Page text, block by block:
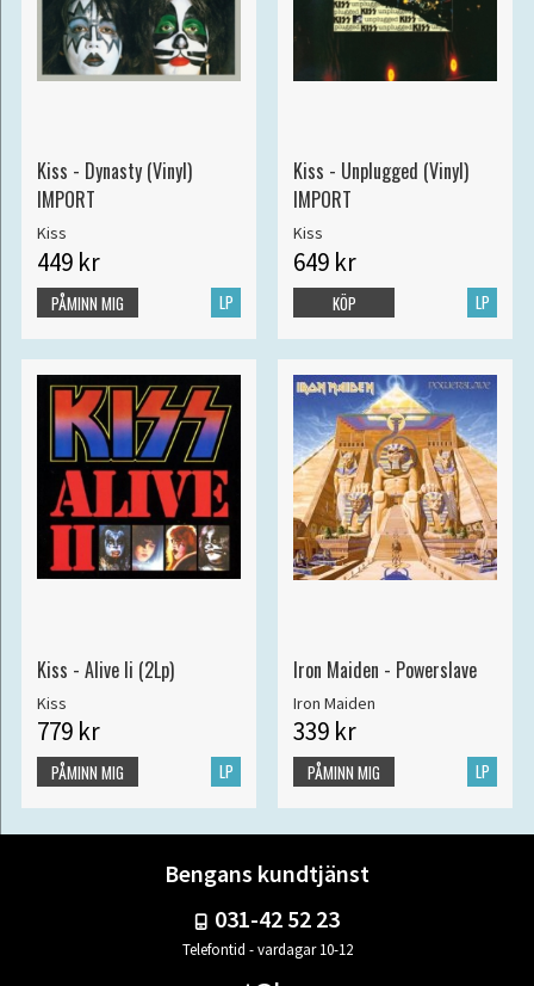
Kiss - Dynasty (Vinyl)
IMPORT
Kiss
449 kr
LP
PÅMINN MIG
Kiss - Unplugged (Vinyl)
IMPORT
Kiss
649 kr
LP
KÖP
Kiss - Alive Ii (2Lp)
Kiss
779 kr
LP
PÅMINN MIG
Iron Maiden - Powerslave
Iron Maiden
339 kr
LP
PÅMINN MIG
Bengans kundtjänst
031-42 52 23
Telefontid - vardagar 10-12